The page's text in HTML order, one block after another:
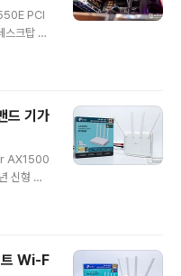
BE
접 경험
PCI
크탑 무
다고 하
드를 사용
다. 리뷰
카드와
로는 W
AX1500
신형 모
형 모델,
와 메
선 속도Wi-F